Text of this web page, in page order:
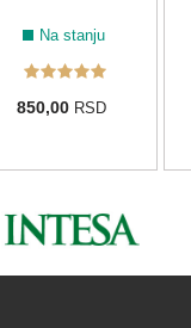
Na stanju
850,00 RSD